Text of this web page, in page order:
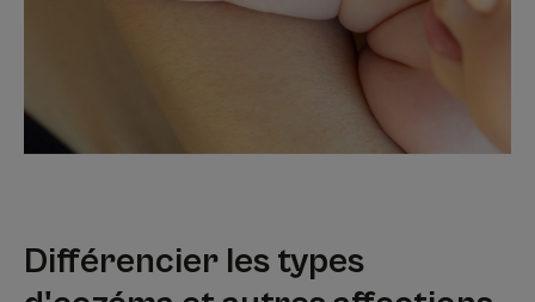
Différencier les types